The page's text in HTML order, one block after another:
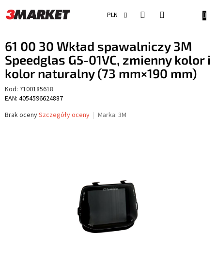
do
treści
PLN
61 00 30 Wkład spawalniczy 3M
Speedglas G5-01VC, zmienny kolor i
kolor naturalny (73 mm×190 mm)
Kod: 7100185618
EAN: 4054596624887
Średnia
Brak ocenySzczegóły oceny Marka: 3M